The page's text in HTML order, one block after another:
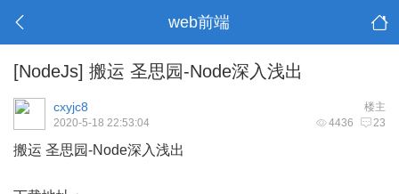
web前端
[NodeJs] 搬运 圣思园-Node深入浅出
楼主
cxyjc8
4436 23
2020-5-18 22:53:04
搬运 圣思园-Node深入浅出